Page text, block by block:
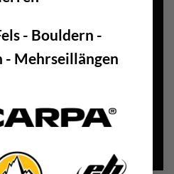
- Bouldern -
Mehrseillängen